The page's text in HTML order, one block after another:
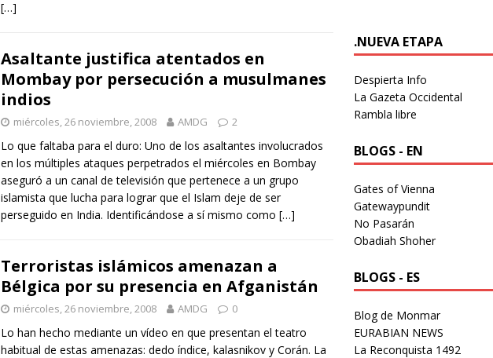
[…]
Asaltante justifica atentados en
Mombay por persecución a musulmanes
indios
miércoles, 26 noviembre, 2008 AMDG 2
Lo que faltaba para el duro: Uno de los asaltantes involucrados
en los múltiples ataques perpetrados el miércoles en Bombay
aseguró a un canal de televisión que pertenece a un grupo
islamista que lucha para lograr que el Islam deje de ser
perseguido en India. Identificándose a sí mismo como […]
Terroristas islámicos amenazan a
Bélgica por su presencia en Afganistán
miércoles, 26 noviembre, 2008 AMDG 0
Lo han hecho mediante un vídeo en que presentan el teatro
habitual de estas amenazas: dedo índice, kalasnikov y Corán. La
.NUEVA ETAPA
Despierta Info
La Gazeta Occidental
Rambla libre
BLOGS - EN
Gates of Vienna
Gatewaypundit
No Pasarán
Obadiah Shoher
BLOGS - ES
Blog de Monmar
EURABIAN NEWS
La Reconquista 1492